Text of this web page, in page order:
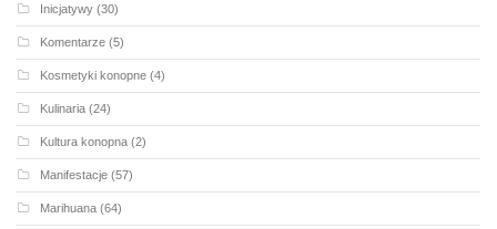
Inicjatywy (30)
Komentarze (5)
Kosmetyki konopne (4)
Kulinaria (24)
Kultura konopna (2)
Manifestacje (57)
Marihuana (64)